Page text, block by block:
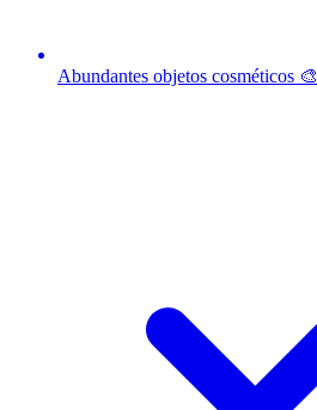
Abundantes objetos cosméticos 🎨